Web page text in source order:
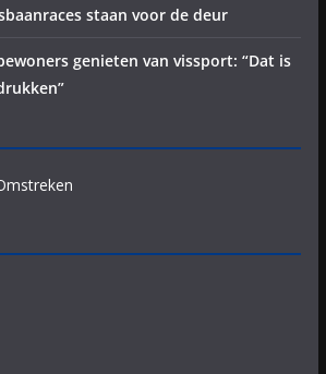
staan voor de deur
genieten van vissport: “Dat is